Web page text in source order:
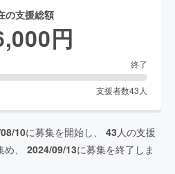
の支援総額
円
終了
支援者数43 人
10に募集を開始し、 43 人の支援
、 2024/09/13に募集を終了しま